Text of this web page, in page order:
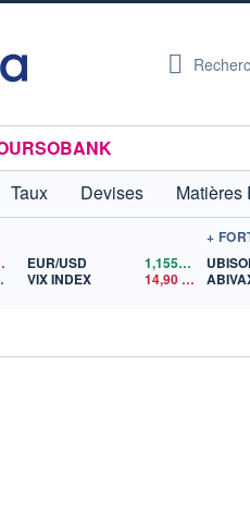
Taux Devises Matières
$US
EUR/USD 1,1559$US
VIX INDEX
14,90
+